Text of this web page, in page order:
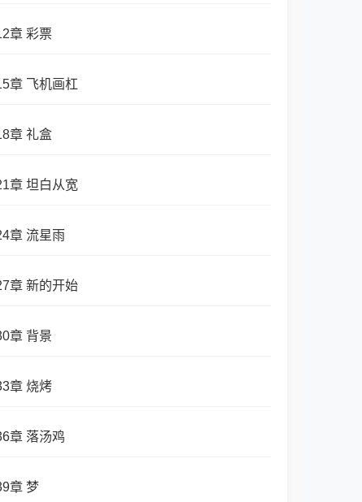
章 彩票
章 飞机画杠
章 礼盒
章 坦白从宽
章 流星雨
章 新的开始
章 背景
章 烧烤
章 落汤鸡
章 梦